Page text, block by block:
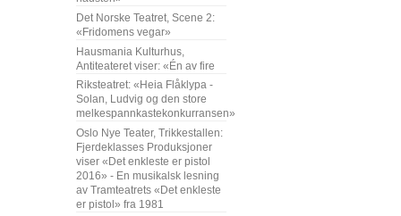
Det Norske Teatret, Scene 2:
«Fridomens vegar»
Hausmania Kulturhus,
Antiteateret viser: «Én av fire
Riksteatret: «Heia Flåklypa -
Solan, Ludvig og den store
melkespannkastekonkurransen»
Oslo Nye Teater, Trikkestallen:
Fjerdeklasses Produksjoner
viser «Det enkleste er pistol
2016» - En musikalsk lesning
av Tramteatrets «Det enkleste
er pistol» fra 1981